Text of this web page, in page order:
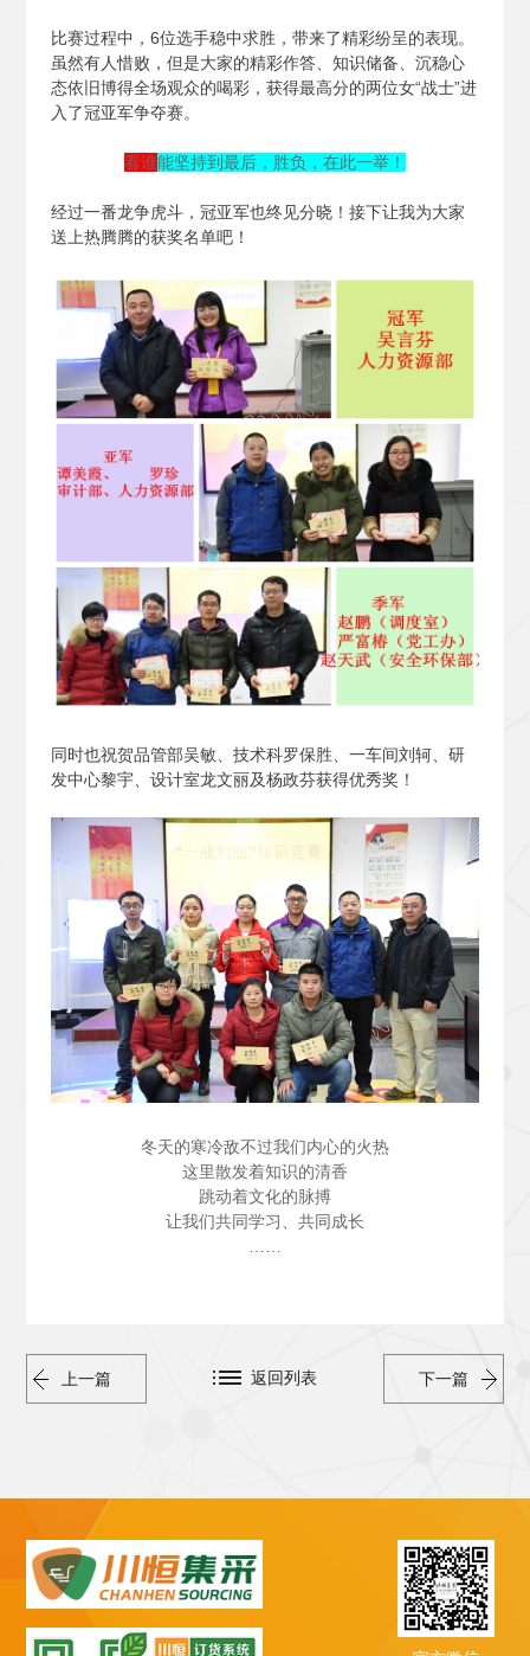
比赛过程中，6位选手稳中求胜，带来了精彩纷呈的表现。
虽然有人惜败，但是大家的精彩作答、知识储备、沉稳心
态依旧博得全场观众的喝彩，获得最高分的两位女“战士”进
入了冠亚军争夺赛。
看谁能坚持到最后，胜负，在此一举！
经过一番龙争虎斗，冠亚军也终见分晓！接下让我为大家
送上热腾腾的获奖名单吧！
同时也祝贺品管部吴敏、技术科罗保胜、一车间刘轲、研
发中心黎宇、设计室龙文丽及杨政芬获得优秀奖！
冬天的寒冷敌不过我们内心的火热
这里散发着知识的清香
跳动着文化的脉搏
让我们共同学习、共同成长
上一篇 下一篇
返回列表